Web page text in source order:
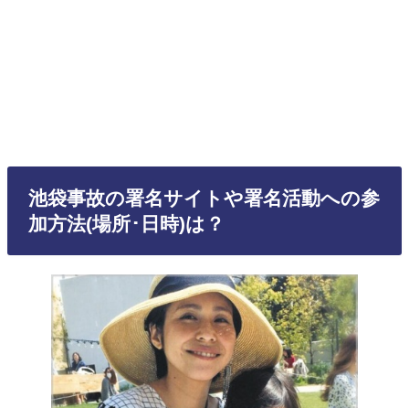
池袋事故の署名サイトや署名活動への参
加方法(場所･日時)は？